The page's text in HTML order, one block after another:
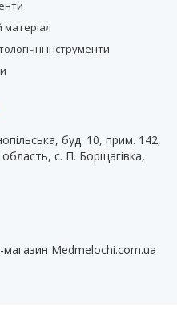
інструменти
буд. 10, прим. 142,
область, с. П. Борщагівка,
магазин Medmelochi.com.ua